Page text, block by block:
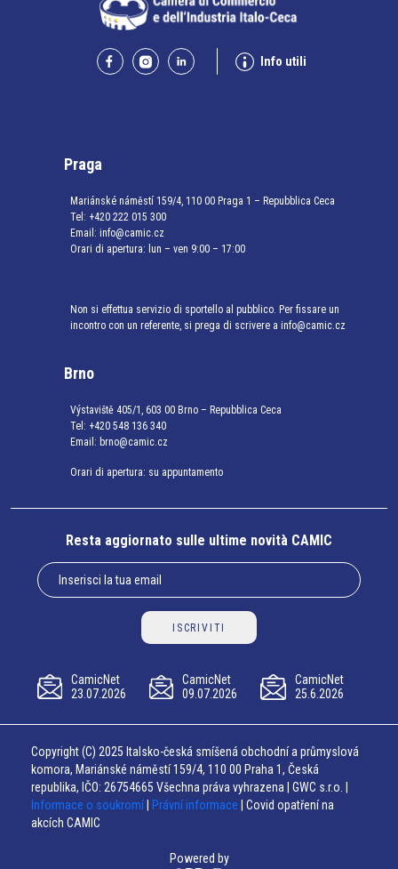
Info utili
Praga
Mariánské náměstí 159/4, 110 00 Praga 1 – Repubblica Ceca
Tel: +420 222 015 300
Email: info@camic.cz
Orari di apertura: lun – ven 9:00 – 17:00
Non si effettua servizio di sportello al pubblico. Per fissare un
incontro con un referente, si prega di scrivere a info@camic.cz
Brno
Výstaviště 405/1, 603 00 Brno – Repubblica Ceca
Tel: +420 548 136 340
Email: brno@camic.cz
Orari di apertura: su appuntamento
Resta aggiornato sulle ultime novità CAMIC
ISCRIVITI
CamicNet
23.07.2026
CamicNet
09.07.2026
CamicNet
25.6.2026
Copyright (C) 2025 Italsko-česká smíšená obchodní a průmyslová
komora, Mariánské náměstí 159/4, 110 00 Praha 1, Česká
republika, IČO: 26754665 Všechna práva vyhrazena | GWC s.r.o. |
Informace o soukromí
Právní informace | Covid opatření na
akcích CAMIC
Powered by